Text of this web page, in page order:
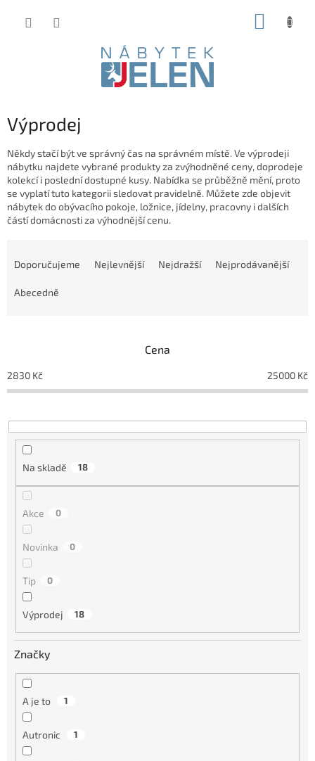
Výprodej
Někdy stačí být ve správný čas na správném místě. Ve výprodeji
nábytku najdete vybrané produkty za zvýhodněné ceny, doprodeje
kolekcí i poslední dostupné kusy. Nabídka se průběžně mění, proto
se vyplatí tuto kategorii sledovat pravidelně. Můžete zde objevit
nábytek do obývacího pokoje, ložnice, jídelny, pracovny i dalších
částí domácnosti za výhodnější cenu.
o
d
k
t
Doporučujeme Nejlevnější Nejdražší Nejprodávanější
Abecedně
Cena
2830 Kč 25000 Kč
Na skladě 18
Akce 0
Novinka 0
Tip 0
Výprodej 18
Značky
A je to 1
Autronic 1